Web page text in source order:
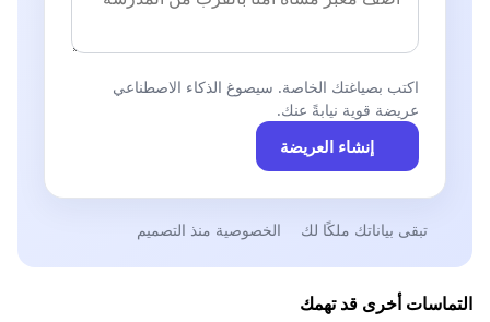
اكتب بصياغتك الخاصة. سيصوغ الذكاء الاصطناعي
عريضة قوية نيابةً عنك.
إنشاء العريضة
تبقى بياناتك ملكًا لك الخصوصية منذ التصميم
التماسات أخرى قد تهمك